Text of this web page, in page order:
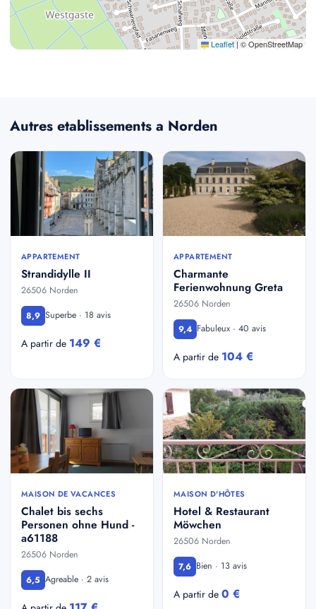
Leaflet|© OpenStreetMap
Autres etablissements a Norden
APPARTEMENT
Strandidylle II
26506 Norden
8,9 Superbe · 18 avis
A partir de 149 €
APPARTEMENT
Charmante
Ferienwohnung Greta
26506 Norden
9,4 Fabuleux · 40 avis
A partir de 104 €
MAISON DE VACANCES
Chalet bis sechs
Personen ohne Hund -
a61188
26506 Norden
6,5 Agreable · 2 avis
MAISON D'HÔTES
Hotel & Restaurant
Möwchen
26506 Norden
7,6 Bien · 13 avis
A partir de 0 €